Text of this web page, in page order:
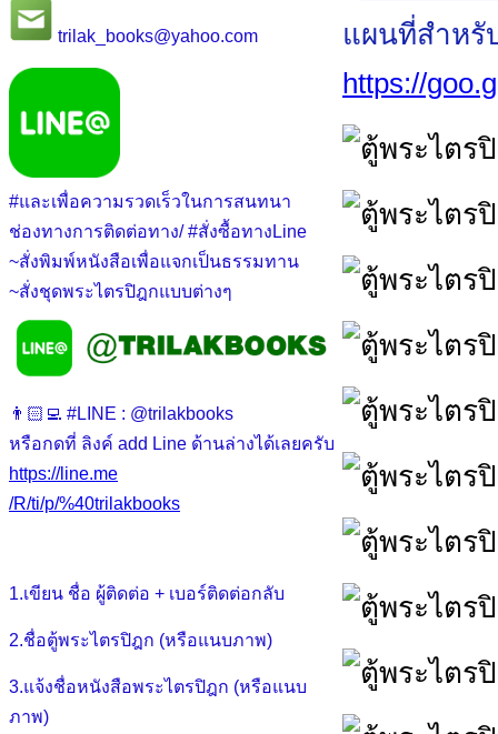
trilak_books@yahoo.com
#และเพื่อความรวดเร็วในการสนทนา
ช่องทางการติดต่อทาง/ #สั่งซื้อทางLine
~สั่งพิมพ์หนังสือเพื่อแจกเป็นธรรมทาน
~สั่งชุดพระไตรปิฎกแบบต่างๆ
👨🏻‍💻 #LINE : @trilakbooks
หรือกดที่ ลิงค์ add Line ด้านล่างได้เลยครับ
https://line.me
/R/ti/p/%40trilakbooks
1.เขียน ชื่อ ผู้ติดต่อ + เบอร์ติดต่อกลับ
2.ชื่อตู้พระไตรปิฎก (หรือแนบภาพ)
3.แจ้งชื่อหนังสือพระไตรปิฎก (หรือแนบ
ภาพ)
แผนที่สำหรั
https://